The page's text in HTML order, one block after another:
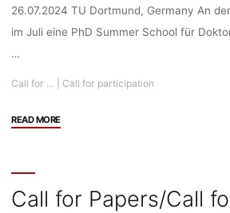
26.07.2024 TU Dortmund, Germany An
im Juli eine PhD Summer School für
…
Call for … Call for participation
READ MORE"Call
PhD
Summer
Call for Papers/Call